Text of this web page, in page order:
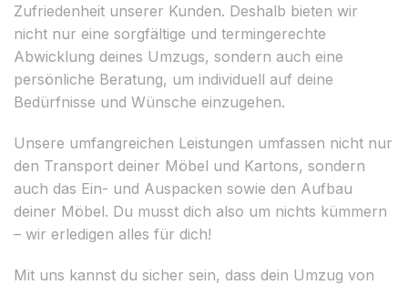
Zufriedenheit unserer Kunden. Deshalb bieten wir
nicht nur eine sorgfältige und termingerechte
Abwicklung deines Umzugs, sondern auch eine
persönliche Beratung, um individuell auf deine
Bedürfnisse und Wünsche einzugehen.
Unsere umfangreichen Leistungen umfassen nicht nur
den Transport deiner Möbel und Kartons, sondern
auch das Ein- und Auspacken sowie den Aufbau
deiner Möbel. Du musst dich also um nichts kümmern
– wir erledigen alles für dich!
Mit uns kannst du sicher sein, dass dein Umzug von